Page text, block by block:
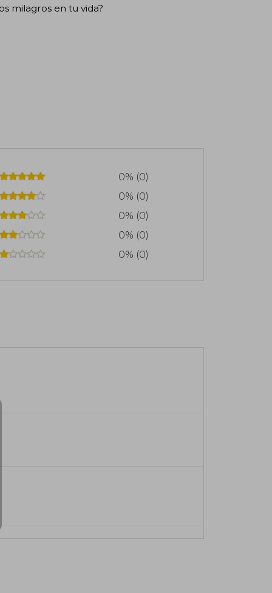
milagros en tu vida?
0% (0)
0% (0)
0% (0)
0% (0)
0% (0)